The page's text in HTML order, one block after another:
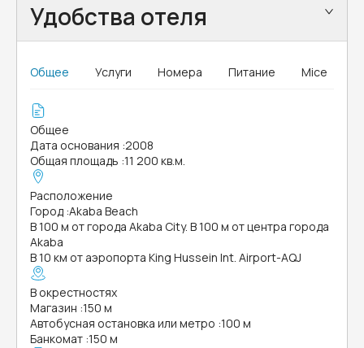
Удобства отеля
Общее Услуги Номера Питание Mice
Общее
Дата основания :2008
Общая площадь :11 200 кв.м.
Расположение
Город :Akaba Beach
В 100 м от города Akaba City. В 100 м от центра города
Akaba
В 10 км от аэропорта King Hussein Int. Airport-AQJ
В окрестностях
Магазин :150 м
Автобусная остановка или метро :100 м
Банкомат :150 м